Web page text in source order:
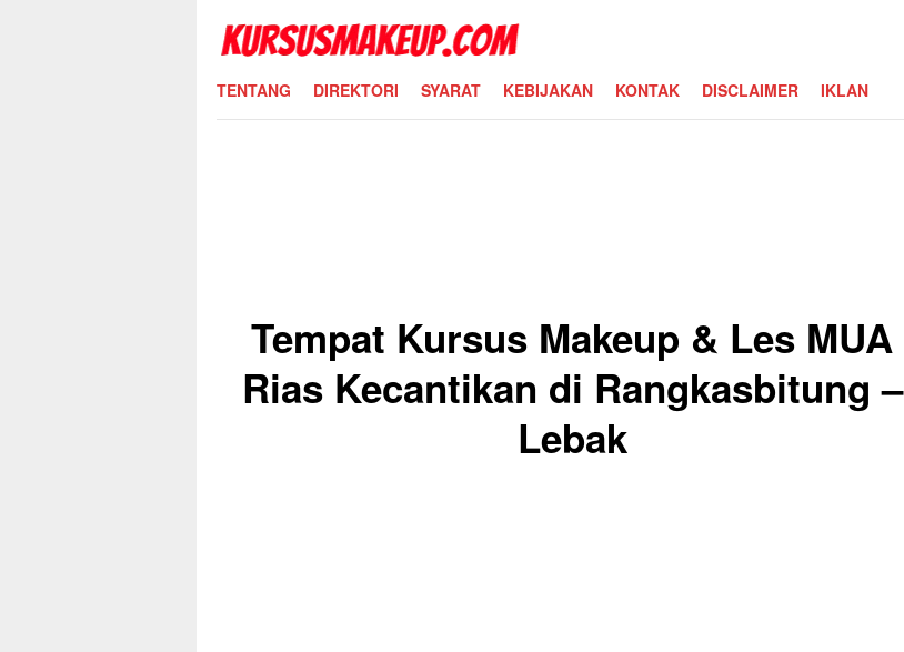
TENTANG DIREKTORI SYARAT KEBIJAKAN KONTAK DISCLAIMER IKLAN
Tempat Kursus Makeup & Les MUA
Rias Kecantikan di Rangkasbitung –
Lebak